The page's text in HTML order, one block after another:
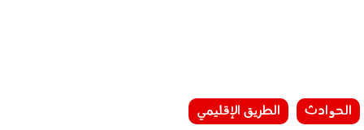
الحوادث الطريق الإقليمي